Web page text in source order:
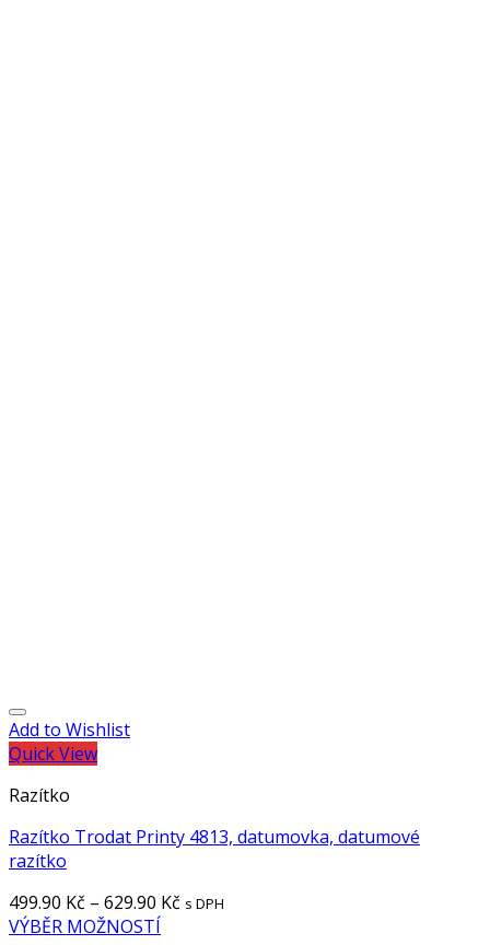
Add to Wishlist
Quick View
Razítko
Razítko Trodat Printy 4813, datumovka, datumové
razítko
499.90 Kč – 629.90 Kč s DPH
VÝBĚR MOŽNOSTÍ